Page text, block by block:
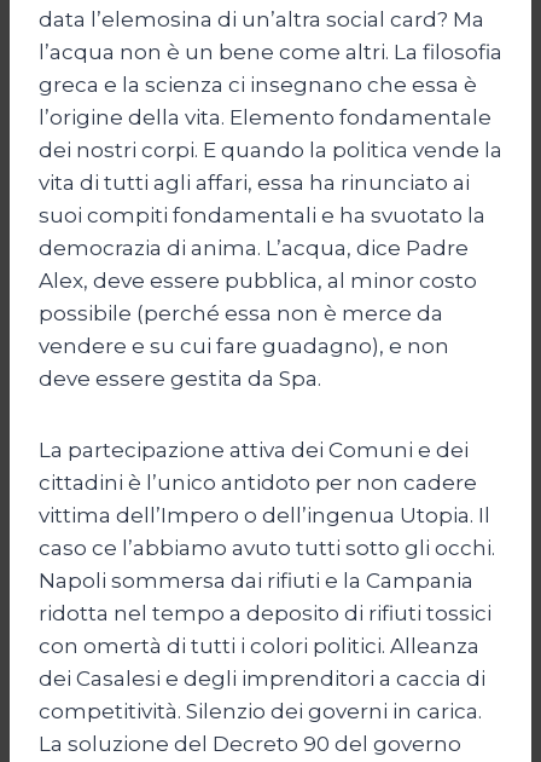
data l’elemosina di un’altra social card? Ma
l’acqua non è un bene come altri. La filosofia
greca e la scienza ci insegnano che essa è
l’origine della vita. Elemento fondamentale
dei nostri corpi. E quando la politica vende la
vita di tutti agli affari, essa ha rinunciato ai
suoi compiti fondamentali e ha svuotato la
democrazia di anima. L’acqua, dice Padre
Alex, deve essere pubblica, al minor costo
possibile (perché essa non è merce da
vendere e su cui fare guadagno), e non
deve essere gestita da Spa.
La partecipazione attiva dei Comuni e dei
cittadini è l’unico antidoto per non cadere
vittima dell’Impero o dell’ingenua Utopia. Il
caso ce l’abbiamo avuto tutti sotto gli occhi.
Napoli sommersa dai rifiuti e la Campania
ridotta nel tempo a deposito di rifiuti tossici
con omertà di tutti i colori politici. Alleanza
dei Casalesi e degli imprenditori a caccia di
competitività. Silenzio dei governi in carica.
La soluzione del Decreto 90 del governo